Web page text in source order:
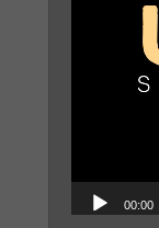
00:00